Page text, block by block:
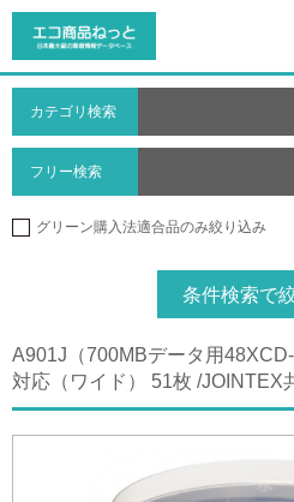
カテゴリ検索
フリー検索
グリーン購入法適合品のみ絞り込み
条件検索で
A901J（700MBデータ用
対応（ワイド） 51枚 /JOINTEX